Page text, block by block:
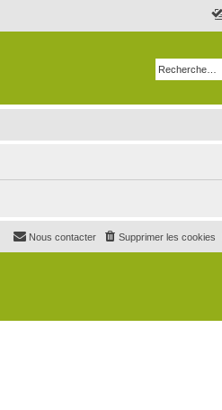
Supprimer les cookies
Nous contacter